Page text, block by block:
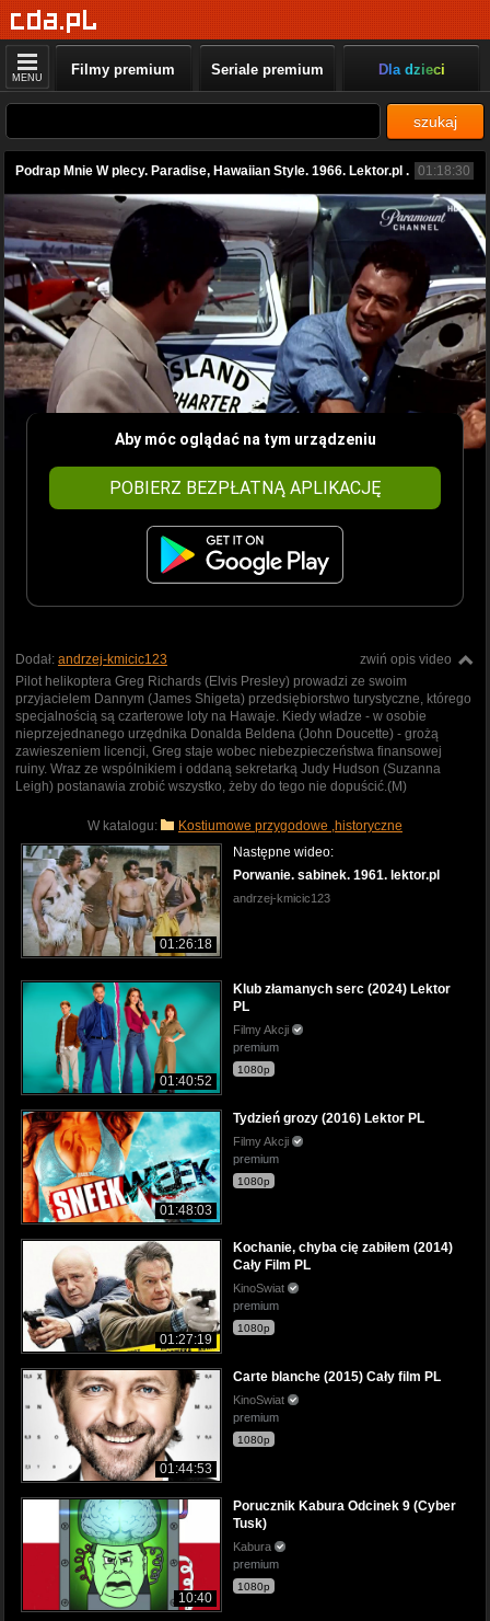
MENU Filmy premium Seriale premium Dla dzieci
szukaj
Podrap Mnie W plecy. Paradise, Hawaiian Style. 1966. Lektor.pl . 01:18:30
Aby móc oglądać na tym urządzeniu
POBIERZ BEZPŁATNĄ APLIKACJĘ
zwiń opis video
Dodał: andrzej-kmicic123
Pilot helikoptera Greg Richards (Elvis Presley) prowadzi ze swoim
przyjacielem Dannym (James Shigeta) przedsiębiorstwo turystyczne, którego
specjalnością są czarterowe loty na Hawaje. Kiedy władze - w osobie
nieprzejednanego urzędnika Donalda Beldena (John Doucette) - grożą
zawieszeniem licencji, Greg staje wobec niebezpieczeństwa finansowej
ruiny. Wraz ze wspólnikiem i oddaną sekretarką Judy Hudson (Suzanna
Leigh) postanawia zrobić wszystko, żeby do tego nie dopuścić.(M)
W katalogu: Kostiumowe przygodowe ,historyczne
01:26:18
Następne wideo:
Porwanie. sabinek. 1961. lektor.pl
andrzej-kmicic123
01:40:52
Klub złamanych serc (2024) Lektor
PL
Filmy Akcji
premium
1080p
01:48:03
Tydzień grozy (2016) Lektor PL
Filmy Akcji
premium
1080p
01:27:19
Kochanie, chyba cię zabiłem (2014)
Cały Film PL
KinoSwiat
premium
1080p
01:44:53
Carte blanche (2015) Cały film PL
KinoSwiat
premium
1080p
10:40
Porucznik Kabura Odcinek 9 (Cyber
Tusk)
Kabura
premium
1080p